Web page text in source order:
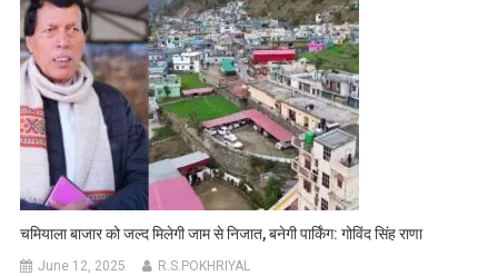
चमियाला बाजार को जल्द मिलेगी जाम से निजात, बनेगी पार्किंग: गोविंद सिंह राणा
June 12, 2025 R.S.POKHRIYAL